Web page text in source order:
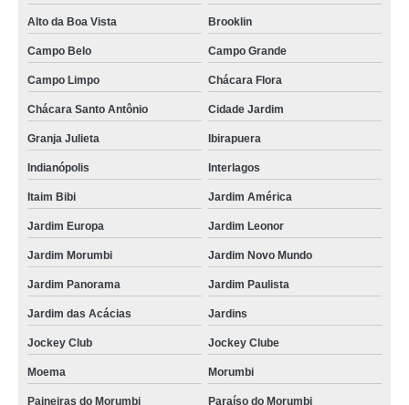
Alto da Boa Vista Brooklin
Campo Belo Campo Grande
Campo Limpo Chácara Flora
Chácara Santo Antônio Cidade Jardim
Granja Julieta Ibirapuera
Indianópolis Interlagos
Itaim Bibi Jardim América
Jardim Europa Jardim Leonor
Jardim Morumbi Jardim Novo Mundo
Jardim Panorama Jardim Paulista
Jardim das Acácias Jardins
Jockey Club Jockey Clube
Moema Morumbi
Paineiras do Morumbi Paraíso do Morumbi